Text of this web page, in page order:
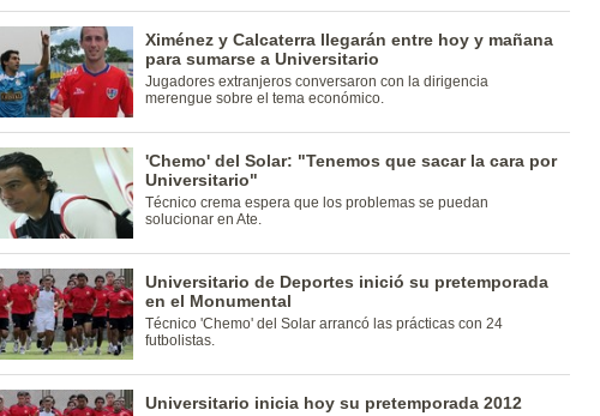
Ximénez y Calcaterra llegarán entre hoy y mañana
para sumarse a Universitario
Jugadores extranjeros conversaron con la dirigencia
merengue sobre el tema económico.
'Chemo' del Solar: "Tenemos que sacar la cara por
Universitario"
Técnico crema espera que los problemas se puedan
solucionar en Ate.
Universitario de Deportes inició su pretemporada
en el Monumental
Técnico 'Chemo' del Solar arrancó las prácticas con 24
futbolistas.
Universitario inicia hoy su pretemporada 2012